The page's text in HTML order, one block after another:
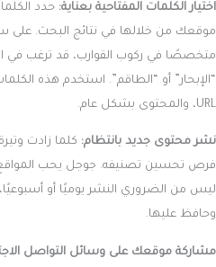
اختيار الكلمات المفتاحية بعناية: حدد
موقعك من خلالها في نتائج البحث. على
متخصصًا في ركوب القوارب، قد ترغب في
“الإبحار” أو “الطاقم”. استخدم هذه
URL، والمحتوى بشكل عام.
نشر محتوى جديد بانتظام: كلما زادت
فرص تحسين تصنيفه. جوجل يحب المواقع
ليس من الضروري النشر يوميًا أو
وحافظ عليها.
مشاركة موقعك على وسائل التواصل